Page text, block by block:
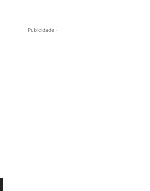
- Publicidade -